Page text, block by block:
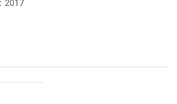
2017